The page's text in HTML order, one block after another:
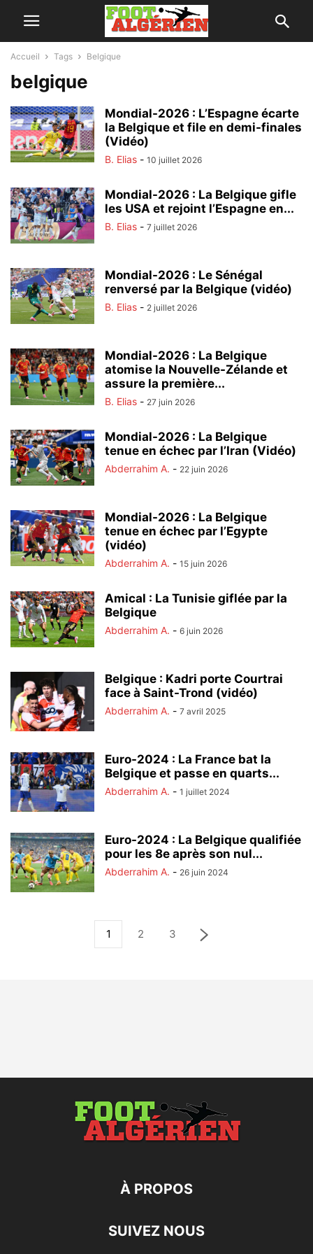
Accueil Tags Belgique
belgique
Mondial-2026 : L’Espagne écarte
la Belgique et file en demi-finales
(Vidéo)
B. Elias - 10 juillet 2026
Mondial-2026 : La Belgique gifle
les USA et rejoint l’Espagne en...
B. Elias - 7 juillet 2026
Mondial-2026 : Le Sénégal
renversé par la Belgique (vidéo)
B. Elias - 2 juillet 2026
Mondial-2026 : La Belgique
atomise la Nouvelle-Zélande et
assure la première...
B. Elias - 27 juin 2026
Mondial-2026 : La Belgique
tenue en échec par l’Iran (Vidéo)
Abderrahim A. - 22 juin 2026
Mondial-2026 : La Belgique
tenue en échec par l’Egypte
(vidéo)
Abderrahim A. - 15 juin 2026
Amical : La Tunisie giflée par la
Belgique
Abderrahim A. - 6 juin 2026
Belgique : Kadri porte Courtrai
face à Saint-Trond (vidéo)
Abderrahim A. - 7 avril 2025
Euro-2024 : La France bat la
Belgique et passe en quarts...
Abderrahim A. - 1 juillet 2024
Euro-2024 : La Belgique qualifiée
pour les 8e après son nul...
Abderrahim A. - 26 juin 2024
1 2 3
À PROPOS
SUIVEZ NOUS